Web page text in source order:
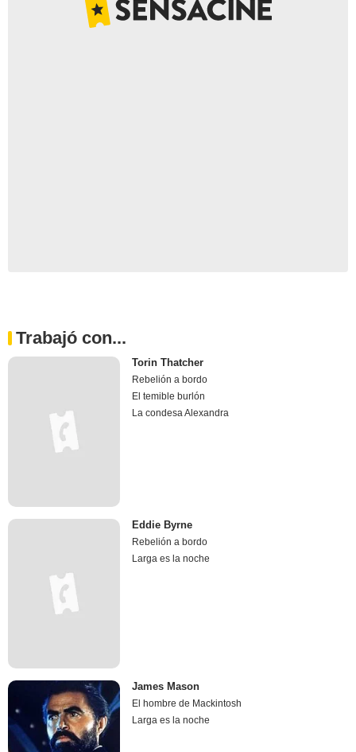
Trabajó con...
Torin Thatcher
Rebelión a bordo
El temible burlón
La condesa Alexandra
Eddie Byrne
Rebelión a bordo
Larga es la noche
James Mason
El hombre de Mackintosh
Larga es la noche